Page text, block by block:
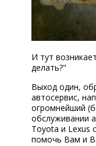
И тут
делать?"
Выход один,
автосервис,
огромнейший
обслуживании
Toyota и Lexus
помочь Вам и